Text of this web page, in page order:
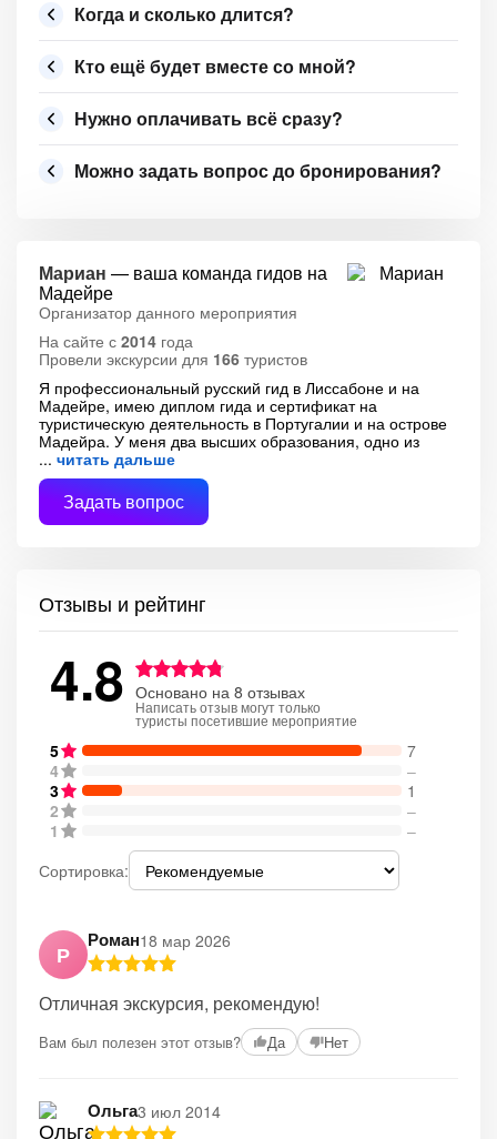
Когда и сколько длится?
Кто ещё будет вместе со мной?
Нужно оплачивать всё сразу?
Можно задать вопрос до бронирования?
Мариан — ваша команда гидов на
Мадейре
Организатор данного мероприятия
На сайте с 2014 года
Провели экскурсии для 166 туристов
Я профессиональный русский гид в Лиссабоне и на
Мадейре, имею диплом гида и сертификат на
туристическую деятельность в Португалии и на острове
Мадейра. У меня два высших образования, одно из
читать дальше
Задать вопрос
Отзывы и рейтинг
4.8 Основано на 8 отзывах
Написать отзыв могут только
туристы посетившие мероприятие
5
7
4
–
3
1
2
–
1
–
Сортировка:
Р
Роман18 мар 2026
Отличная экскурсия, рекомендую!
Вам был полезен этот отзыв? Да Нет
Ольга3 июл 2014